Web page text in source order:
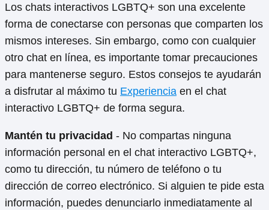
Los chats interactivos LGBTQ+ son una excelente
forma de conectarse con personas que comparten los
mismos intereses. Sin embargo, como con cualquier
otro chat en línea, es importante tomar precauciones
para mantenerse seguro. Estos consejos te ayudarán
a disfrutar al máximo tu Experiencia en el chat
interactivo LGBTQ+ de forma segura.
Mantén tu privacidad - No compartas ninguna
información personal en el chat interactivo LGBTQ+,
como tu dirección, tu número de teléfono o tu
dirección de correo electrónico. Si alguien te pide esta
información, puedes denunciarlo inmediatamente al